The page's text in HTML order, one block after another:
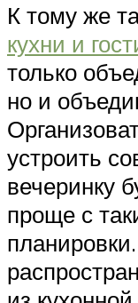
К тому же
кухни и
только
но и
устроить
вечеринку
проще с